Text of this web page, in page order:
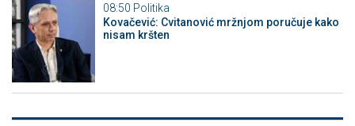
08:50 Politika
Kovačević: Cvitanović mržnjom poručuje kako
nisam kršten